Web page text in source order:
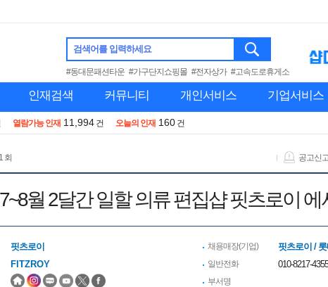
검색어를 입력하세요
#동대문패션타운 #가구단지쇼핑몰 #전자상가 #고속도로휴게소
인재검색 커뮤니티 개인서비스 기업서비스
열람가능 인재 11,994 건 오늘의 인재 160 건
회 공고신
월 2달간 일할 의류 편집샵 핏츠로이
핏츠로이
FITZROY
채용매장(기업) 핏츠로이 /
일반전화 010-8217-4355
부서명